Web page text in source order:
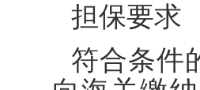
担保要求
符合条件